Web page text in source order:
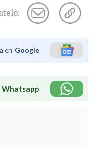
en Google
Whatsapp